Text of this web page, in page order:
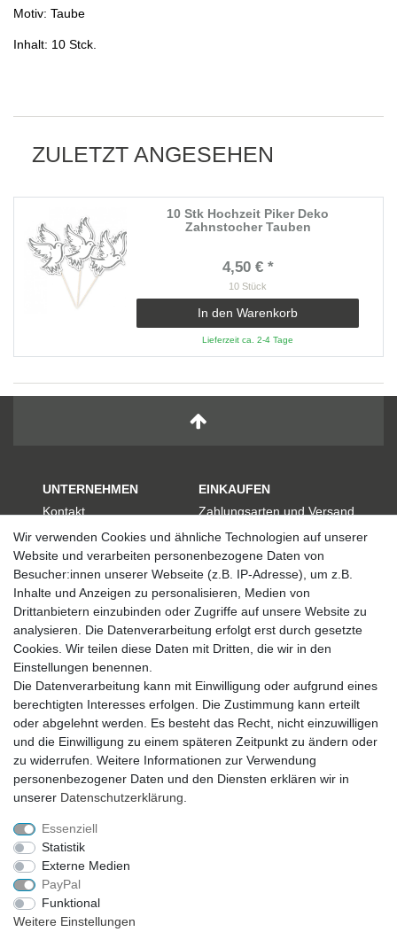
Motiv: Taube
Inhalt: 10 Stck.
ZULETZT ANGESEHEN
10 Stk Hochzeit Piker Deko
Zahnstocher Tauben
4,50 € *
10 Stück
In den Warenkorb
Lieferzeit ca. 2-4 Tage
UNTERNEHMEN
Kontakt
Datenschutzerklärung
AGB
Impressum
EINKAUFEN
Zahlungsarten und Versand
Widerrufsrecht
Hilfe
KATEGORIEN
Geschenkefinder
Deko und Wohnen
Figuren / Skulpturen
Garten
Partydekoration
Schmuck und Aufbewahrung
Sale
ZAHLUNG
Wir verwenden Cookies und ähnliche Technologien auf unserer
Website und verarbeiten personenbezogene Daten von
Besucher:innen unserer Webseite (z.B. IP-Adresse), um z.B.
Inhalte und Anzeigen zu personalisieren, Medien von
Drittanbietern einzubinden oder Zugriffe auf unsere Website zu
analysieren. Die Datenverarbeitung erfolgt erst durch gesetzte
Cookies. Wir teilen diese Daten mit Dritten, die wir in den
Einstellungen benennen.
Die Datenverarbeitung kann mit Einwilligung oder aufgrund eines
berechtigten Interesses erfolgen. Die Zustimmung kann erteilt
oder abgelehnt werden. Es besteht das Recht, nicht einzuwilligen
und die Einwilligung zu einem späteren Zeitpunkt zu ändern oder
zu widerrufen. Weitere Informationen zur Verwendung
personenbezogener Daten und den Diensten erklären wir in
unserer Daten­schutz­erklärung
Essenziell
Statistik
Externe Medien
PayPal
Funktional
Weitere Einstellungen